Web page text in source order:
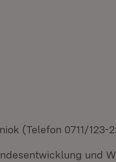
(Telefon 0711/123-
und